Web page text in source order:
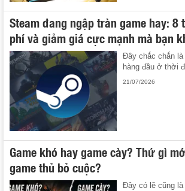
Steam đang ngập tràn game hay: 8
phí và giảm giá cực mạnh mà bạn
Đây chắc chắn
hàng đầu ở thời
21/07/2026
Game khó hay game cày? Thứ gì
game thủ bỏ cuộc?
Đây có lẽ cũng